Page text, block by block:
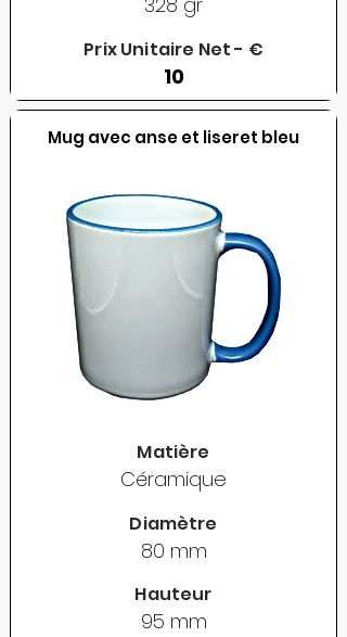
Prix Unitaire Net - €
10
Mug avec anse et liseret bleu
Matière
Céramique
Diamètre
80 mm
Hauteur
95 mm